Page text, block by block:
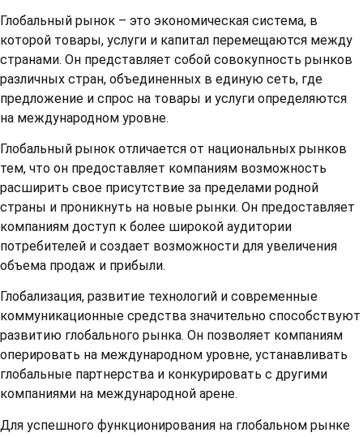
Глобальный рынок – это экономическая система, в
которой товары, услуги и капитал перемещаются между
странами. Он представляет собой совокупность рынков
различных стран, объединенных в единую сеть, где
предложение и спрос на товары и услуги определяются
на международном уровне.
Глобальный рынок отличается от национальных рынков
тем, что он предоставляет компаниям возможность
расширить свое присутствие за пределами родной
страны и проникнуть на новые рынки. Он предоставляет
компаниям доступ к более широкой аудитории
потребителей и создает возможности для увеличения
объема продаж и прибыли.
Глобализация, развитие технологий и современные
коммуникационные средства значительно способствуют
развитию глобального рынка. Он позволяет компаниям
оперировать на международном уровне, устанавливать
глобальные партнерства и конкурировать с другими
компаниями на международной арене.
Для успешного функционирования на глобальном рынке